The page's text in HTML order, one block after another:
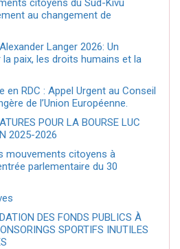
citoyens du Sud-Kivu
au changement de
Langer 2026: Un
paix, les droits humains et la
en RDC : Appel Urgent au Conseil
de l’Union Européenne.
POUR LA BOURSE LUC
2025-2026
mouvements citoyens à
parlementaire du 30
DES FONDS PUBLICS À
SPORTIFS INUTILES